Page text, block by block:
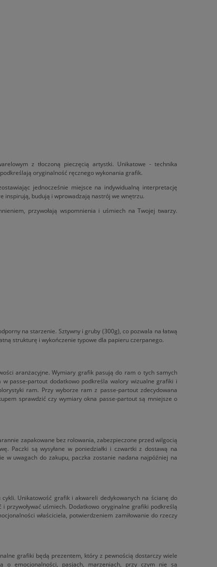
z tłoczoną pieczęcią artystki. Unikatowe - technika
oryginalność ręcznego wykonania grafik.
jednocześnie miejsce na indywidualną interpretację
inspirują, budują i wprowadzają nastrój we wnętrzu.
przywołają wspomnienia i uśmiech na Twojej twarzy.
na starzenie. Sztywny i gruby (300g), co pozwala na łatwą
strukturę i wykończenie typowe dla papieru czerpanego.
aranżacyjne. Wymiary grafik pasują do ram o tych samych
passe-partout dodatkowo podkreśla walory wizualne grafiki i
ram. Przy wyborze ram z passe-partout zdecydowana
sprawdzić czy wymiary okna passe-partout są mniejsze o
zapakowane bez rolowania, zabezpieczone przed wilgocią
Paczki są wysyłane w poniedziałki i czwartki z dostawą na
w uwagach do zakupu, paczka zostanie nadana najpóźniej na
Unikatowość grafik i akwareli dedykowanych na ścianę do
uśmiech. Dodatkowo oryginalne grafiki podkreślą
właściciela, potwierdzeniem zamiłowanie do rzeczy
grafiki będą prezentem, który z pewnością dostarczy wiele
o emocjonalności, pasjach, marzeniach, przy czym nie są